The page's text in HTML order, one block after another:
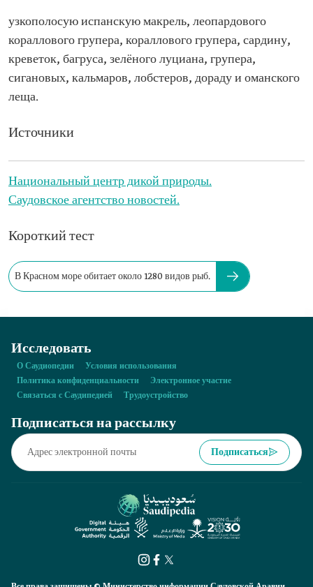
узкополосую испанскую макрель, леопардового
кораллового групера, кораллового групера, сардину,
креветок, багруса, зелёного луциана, групера,
сигановых, кальмаров, лобстеров, дораду и оманского
леща.
Источники
Национальный центр дикой природы.
Саудовское агентство новостей.
Короткий тест
В Красном море обитает около 1280 видов рыб.
Исследовать
О Саудиопедии
Условия использования
Политика конфиденциальности
Электронное участие
Связаться с Саудипедией
Трудоустройство
Подписаться на рассылку
Подписаться